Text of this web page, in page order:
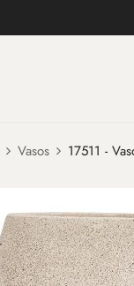
Vasos 17511 -